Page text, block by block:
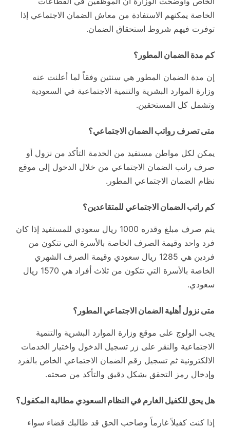
الخاصة يمكنهم الاستفادة من معاش الضمان الاجتماعي إذا
توفرت فيهم شروط استحقاق الضمان.
كم مدة الضمان المطور؟
إن مدة الضمان المطور هي سنتين وفقاً لما أعلنت عنه
وزارة الموارد البشرية والتنمية الاجتماعية في السعودية
وتشمل كل المستحقين.
متى تصرف رواتب الضمان الاجتماعي؟
يمكن لكل مواطن مستفيد من الخدمة التأكد من نزول أو
صرف راتب الضمان الاجتماعي من خلال الدخول إلى موقع
نظام الضمان الاجتماعي المطور.
كم راتب الضمان الاجتماعي للمتقاعدين؟
يتم صرف مبلغ وقدره 1000 ريال سعودي للمستفيد إذا كان
فرد واحد وقيمة الصرف الخاصة بالأسرة التي تتكون من
فردين هي 1285 ريال سعودي وقيمة الصرف الشهري
الخاصة بالأسرة التي تتكون من ثلاث أفراد هي 1570 ريال
سعودي.
متى نزول أهلية الضمان الاجتماعي المطور؟
يجب الولوج على موقع وزارة الموارد البشرية والتنمية
الاجتماعية والنقر على زر تسجيل الدخول واختيار الخدمات
الالكترونية ثم تسجيل رقم الضمان الاجتماعي الخاص بالفرد
وإدخال رمز التحقق بشكل دقيق والتأكد من صحته.
هل يحق للكفيل الغارم في النظام السعودي مطالبة المكفول؟
إذا كنت كفيلاً غارماً وصاحب الحق قد طالبك قضاء سواء